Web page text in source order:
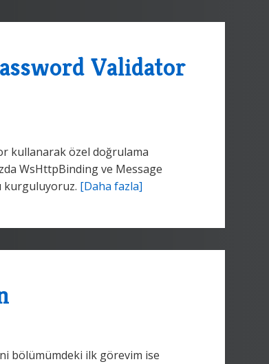
Validator
kullanarak özel doğrulama
WsHttpBinding ve Message
kurguluyoruz. [Daha fazla]
bölümümdeki ilk görevim ise